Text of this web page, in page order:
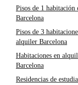
Pisos de 1 habitación
Barcelona
Pisos de 3
alquiler Barcelona
Habitaciones en
Barcelona
Residencias de